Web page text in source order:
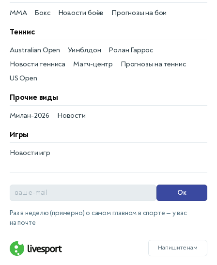
Новости боёв
MMA Прогнозы на бои
Бокс
Теннис
Новости тенниса
Australian Open
Матч-центр
Уимблдон
Прогнозы на теннис
Ролан Гаррос
US Open
Прочие виды
Новости
Милан-2026
Игры
Новости игр
Ок
Раз в неделю (примерно) о самом главном в спорте — у вас
на почте
Напишите нам